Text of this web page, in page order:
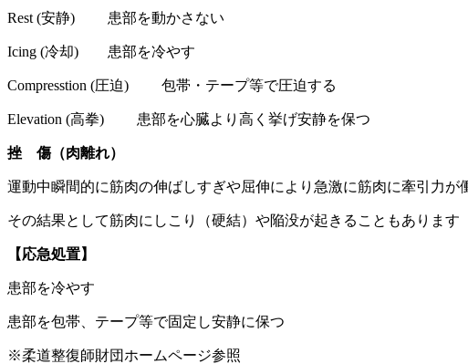
Rest (安静) 患部を動かさない
Icing (冷却) 患部を冷やす
Compresstion (圧迫) 包帯・テープ等で圧迫する
Elevation (高拳) 患部を心臓より高く挙げ安静を保つ
挫 傷（肉離れ）
運動中瞬間的に筋肉の伸ばしすぎや屈伸により急激に筋肉に牽引力
その結果として筋肉にしこり（硬結）や陥没が起きることもあります
【応急処置】
患部を冷やす
患部を包帯、テープ等で固定し安静に保つ
※柔道整復師財団ホームページ参照